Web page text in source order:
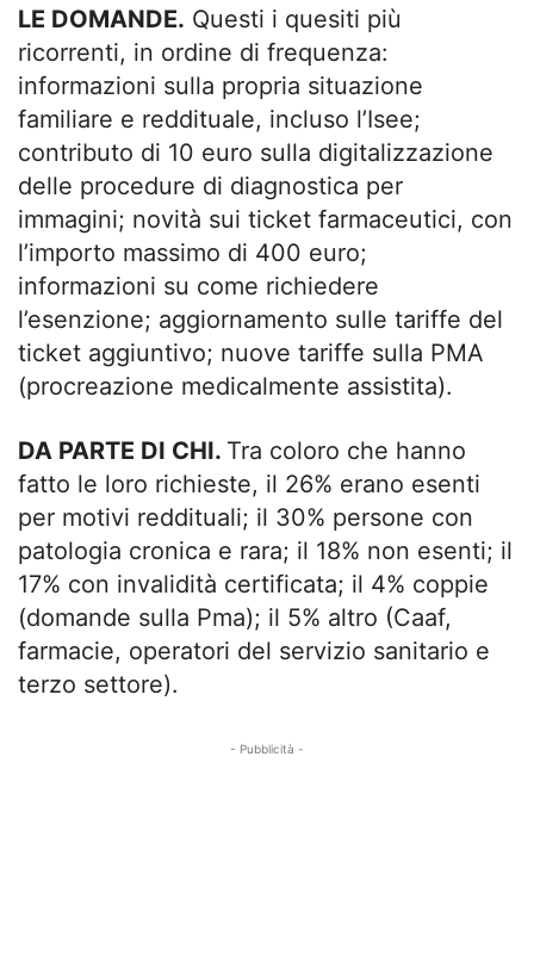
LE DOMANDE. Questi i quesiti più
ricorrenti, in ordine di frequenza:
informazioni sulla propria situazione
familiare e reddituale, incluso l’Isee;
contributo di 10 euro sulla digitalizzazione
delle procedure di diagnostica per
immagini; novità sui ticket farmaceutici, con
l’importo massimo di 400 euro;
informazioni su come richiedere
l’esenzione; aggiornamento sulle tariffe del
ticket aggiuntivo; nuove tariffe sulla PMA
(procreazione medicalmente assistita).
DA PARTE DI CHI. Tra coloro che hanno
fatto le loro richieste, il 26% erano esenti
per motivi reddituali; il 30% persone con
patologia cronica e rara; il 18% non esenti; il
17% con invalidità certificata; il 4% coppie
(domande sulla Pma); il 5% altro (Caaf,
farmacie, operatori del servizio sanitario e
terzo settore).
- Pubblicità -